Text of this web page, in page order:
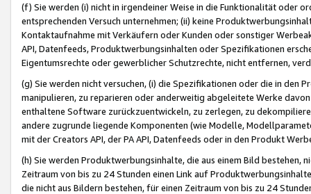
(f) Sie werden (i) nicht in irgendeiner Weise in die Funktionalität oder
entsprechenden Versuch unternehmen; (ii) keine
Kontaktaufnahme mit Verkäufern oder Kunden oder sonstiger
API, Datenfeeds, Produktwerbungsinhalten oder Spezifikationen
Eigentumsrechte oder gewerblicher Schutzrechte, nicht entfernen,
(g) Sie werden nicht versuchen, (i) die Spezifikationen oder die in
manipulieren, zu reparieren oder anderweitig abgeleitete Werke
enthaltene Software zurückzuentwickeln, zu zerlegen, zu
andere zugrunde liegende Komponenten (wie Modelle,
mit der Creators API, der PA API, Datenfeeds oder in den Produkt
(h) Sie werden Produktwerbungsinhalte, die aus einem Bild bestehen,
Zeitraum von bis zu 24 Stunden einen Link auf
die nicht aus Bildern bestehen, für einen Zeitraum von bis zu 24